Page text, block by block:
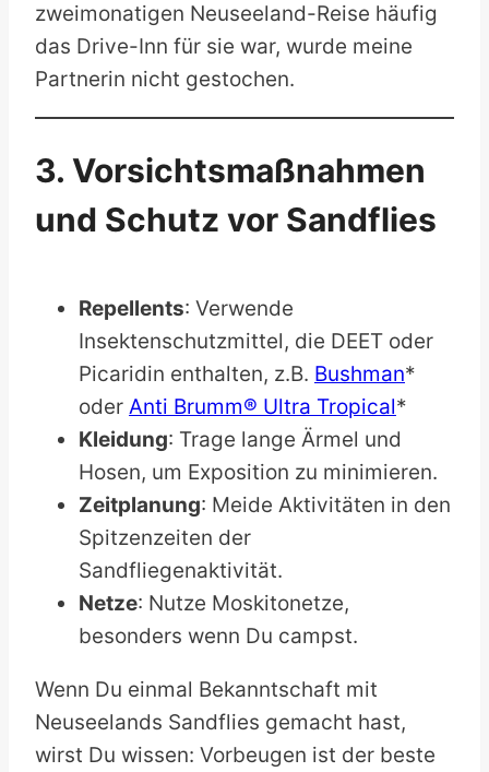
zweimonatigen Neuseeland-Reise häufig
das Drive-Inn für sie war, wurde meine
Partnerin nicht gestochen.
3. Vorsichtsmaßnahmen
und Schutz vor Sandflies
Repellents: Verwende
Insektenschutzmittel, die DEET oder
Picaridin enthalten, z.B. Bushman*
oder Anti Brumm® Ultra Tropical*
Kleidung: Trage lange Ärmel und
Hosen, um Exposition zu minimieren.
Zeitplanung: Meide Aktivitäten in den
Spitzenzeiten der
Sandfliegenaktivität.
Netze: Nutze Moskitonetze,
besonders wenn Du campst.
Wenn Du einmal Bekanntschaft mit
Neuseelands Sandflies gemacht hast,
wirst Du wissen: Vorbeugen ist der beste